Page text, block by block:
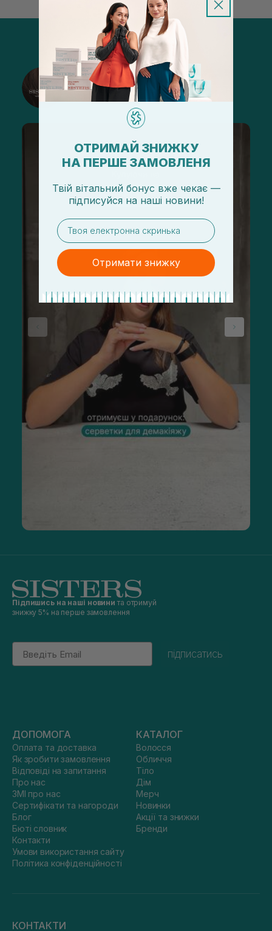
@sisters_stelmakh в Instagram
Підписатися
Підпишись на наші новини та отримуй
знижку 5% на перше замовлення
Email
підписатись
ДОПОМОГА
Оплата та доставка
Як зробити замовлення
Відповіді на запитання
Про нас
ЗМІ про нас
Сертифікати та нагороди
Блог
Бюті словник
Контакти
Умови використання сайту
Політика конфіденційності
КАТАЛОГ
Волосся
Обличчя
Тіло
Дім
Мерч
Новинки
Акції та знижки
Бренди
КОНТАКТИ
ОТРИМАЙ ЗНИЖКУ
НА ПЕРШЕ ЗАМОВЛЕНЯ
Твій вітальний бонус вже чекає —
підписуйся на наші новини!
email
Отримати знижку